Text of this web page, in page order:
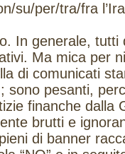
su/per/tra/fra
In generale, tutti
Ma mica per
di comunicati
sono pesanti,
finanche dalla
brutti e
di banner